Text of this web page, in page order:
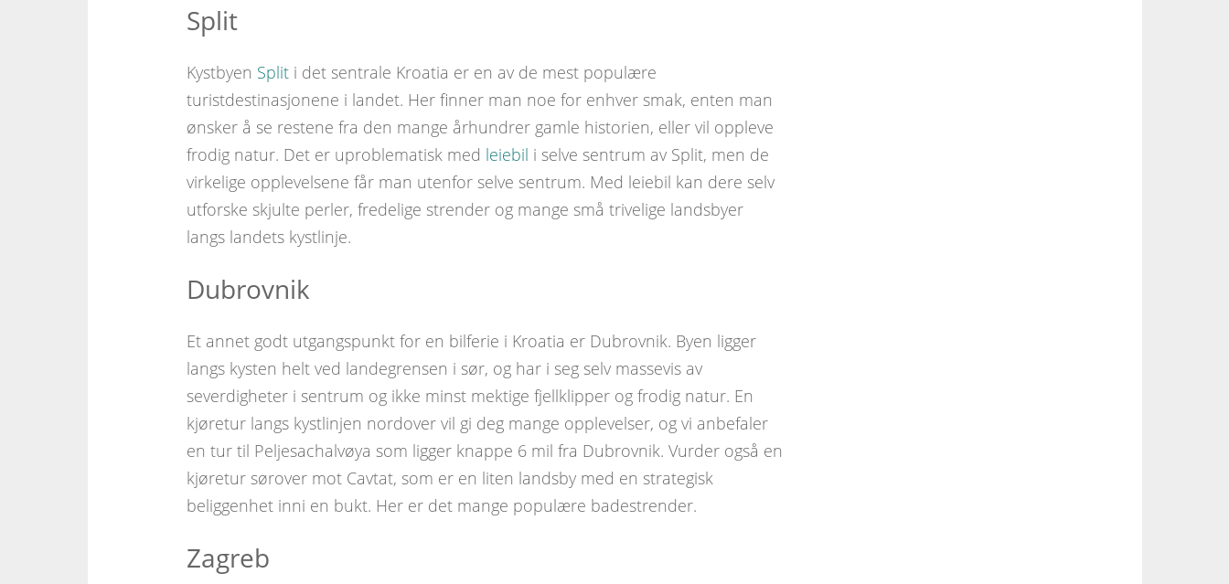
Split
Kystbyen Spliti det sentrale Kroatia er en av de mest populære
turistdestinasjonene i landet. Her finner man noe for enhver smak, enten man
ønsker å se restene fra den mange århundrer gamle historien, eller vil oppleve
frodig natur. Det er uproblematisk med leiebil i selve sentrum av Split, men de
virkelige opplevelsene får man utenfor selve sentrum. Med leiebil kan dere selv
utforske skjulte perler, fredelige strender og mange små trivelige landsbyer
langs landets kystlinje.
Dubrovnik
Et annet godt utgangspunkt for en bilferie i Kroatia er Dubrovnik. Byen ligger
langs kysten helt ved landegrensen i sør, og har i seg selv massevis av
severdigheter i sentrum og ikke minst mektige fjellklipper og frodig natur. En
kjøretur langs kystlinjen nordover vil gi deg mange opplevelser, og vi anbefaler
en tur til Peljesachalvøya som ligger knappe 6 mil fra Dubrovnik. Vurder også en
kjøretur sørover mot Cavtat, som er en liten landsby med en strategisk
beliggenhet inni en bukt. Her er det mange populære badestrender.
Zagreb